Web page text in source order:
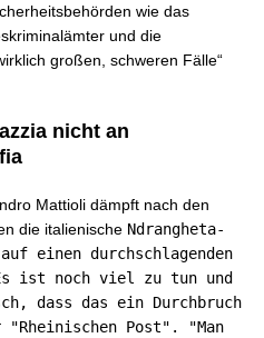
wie das
und die
großen, schweren Fälle“
nicht an
Mattioli dämpft nach den
die italienische Ndrangheta-
einen durchschlagenden
ist noch viel zu tun und
dass das ein Durchbruch
Post". "Man